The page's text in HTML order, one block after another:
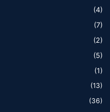
(4)
(7)
(2)
(5)
(1)
(13)
(36)